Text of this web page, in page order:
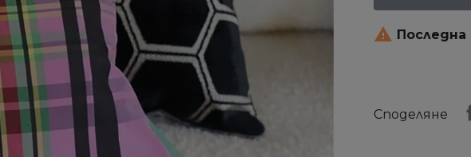

Споделяне